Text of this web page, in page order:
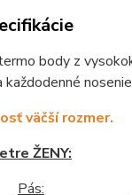
body z
väčší rozmer.
ŽENY:
Pás: